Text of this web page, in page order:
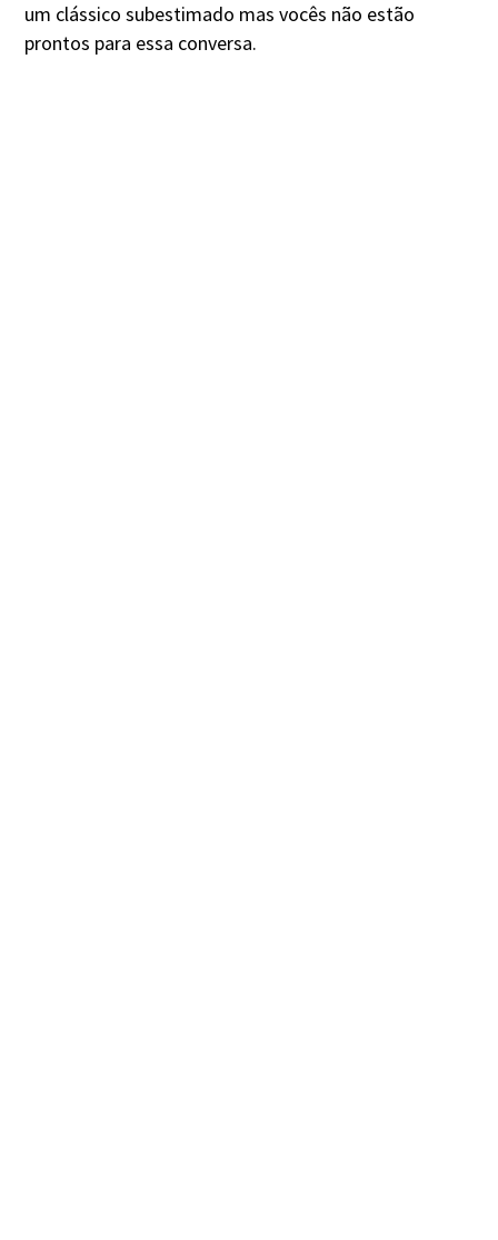
um clássico subestimado mas vocês não estão
prontos para essa conversa.